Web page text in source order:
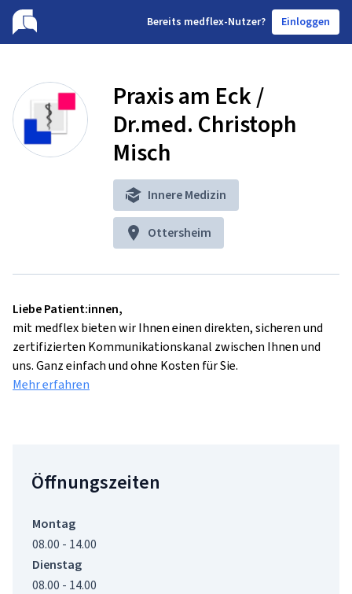
Bereits medflex-Nutzer? Einloggen
Praxis am Eck /
Dr.med. Christoph
Misch
Innere Medizin
Ottersheim
Liebe Patient:innen,
mit medflex bieten wir Ihnen einen direkten, sicheren und
zertifizierten Kommunikationskanal zwischen Ihnen und
uns. Ganz einfach und ohne Kosten für Sie.
Mehr erfahren
Öffnungszeiten
Montag
08.00 - 14.00
Dienstag
08.00 - 14.00